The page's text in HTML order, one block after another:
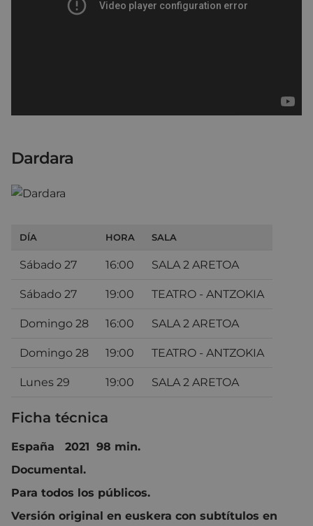
Dardara
DÍA HORA SALA
Sábado 27 16:00 SALA 2 ARETOA
Sábado 27 19:00 TEATRO - ANTZOKIA
Domingo 28 16:00 SALA 2 ARETOA
Domingo 28 19:00 TEATRO - ANTZOKIA
Lunes 29 19:00 SALA 2 ARETOA
Ficha técnica
España 2021 98 min.
Documental.
Para todos los públicos.
Versión original en euskera con subtítulos en